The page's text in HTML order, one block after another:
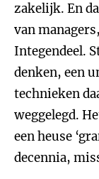
zakelijk. En
van
Integendeel.
denken, een
technieken
weggelegd.
een heuse
decennia,